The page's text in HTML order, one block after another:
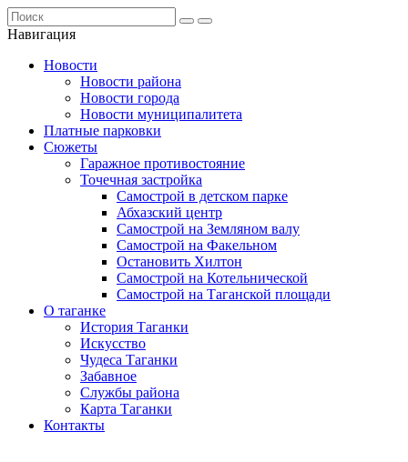
Навигация
Новости
Новости района
Новости города
Новости муниципалитета
Платные парковки
Сюжеты
Гаражное противостояние
Точечная застройка
Самострой в детском парке
Абхазский центр
Самострой на Земляном валу
Самострой на Факельном
Остановить Хилтон
Самострой на Котельнической
Самострой на Таганской площади
О таганке
История Таганки
Искусство
Чудеса Таганки
Забавное
Службы района
Карта Таганки
Контакты